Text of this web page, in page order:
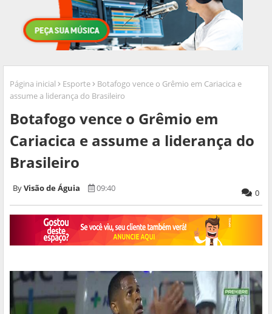
Página inicial Esporte
Botafogo vence o Grêmio em Cariacica e
assume a liderança do Brasileiro
Botafogo vence o Grêmio em
Cariacica e assume a liderança do
Brasileiro
Visão de Águia 09:40 0